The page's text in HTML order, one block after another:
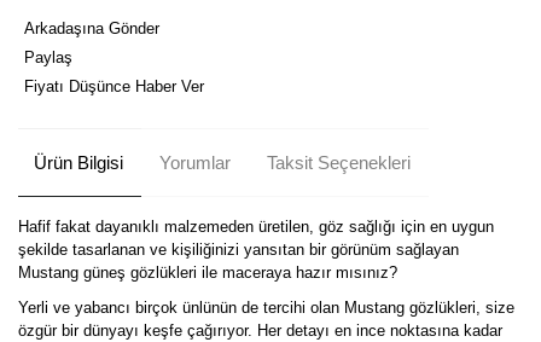
Arkadaşına Gönder
Paylaş
Fiyatı Düşünce Haber Ver
Ürün Bilgisi Yorumlar Taksit Seçenekleri
Hafif fakat dayanıklı malzemeden üretilen, göz sağlığı için en uygun
şekilde tasarlanan ve kişiliğinizi yansıtan bir görünüm sağlayan
Mustang güneş gözlükleri ile maceraya hazır mısınız?
Yerli ve yabancı birçok ünlünün de tercihi olan Mustang gözlükleri, size
özgür bir dünyayı keşfe çağırıyor. Her detayı en ince noktasına kadar